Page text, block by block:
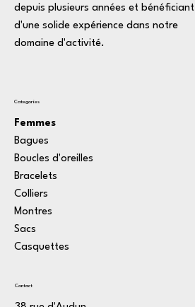
depuis plusieurs années et bénéficiant
d'une solide expérience dans notre
domaine d'activité.
Categories
Femmes
Bagues
Boucles d'oreilles
Bracelets
Colliers
Montres
Sacs
Casquettes
Contact